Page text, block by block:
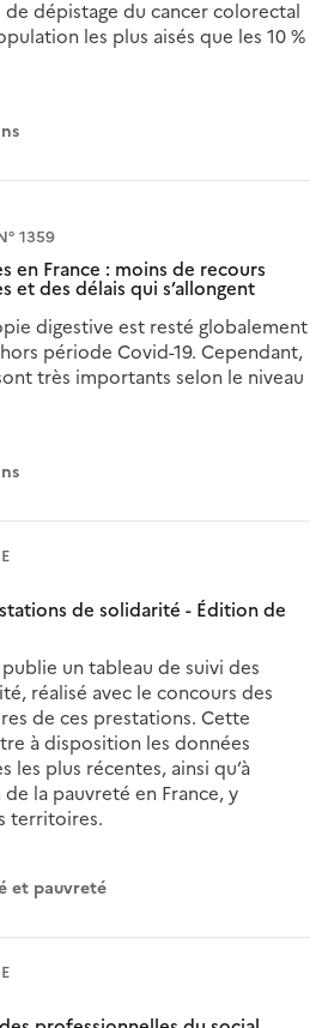
dépistage du cancer colorectal
les plus aisés que les 10 %
1359
en France : moins de recours
et des délais qui s’allongent
digestive est resté globalement
période Covid-19. Cependant,
très importants selon le niveau
de solidarité - Édition de
un tableau de suivi des
réalisé avec le concours des
de ces prestations. Cette
à disposition les données
les plus récentes, ainsi qu’à
la pauvreté en France, y
territoires.
et pauvreté